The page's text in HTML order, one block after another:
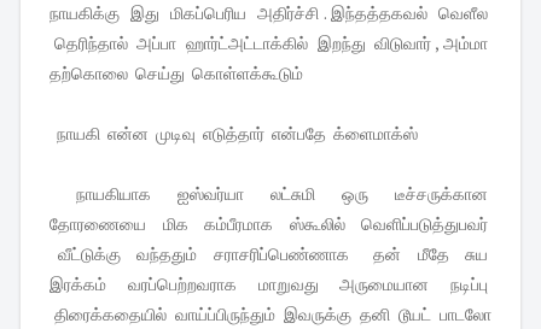
நாயகிக்கு இது மிகப்பெரிய அதிர்ச்சி . இந்தத்தகவல் வெளீல
தெரிந்தால் அப்பா ஹார்ட்அட்டாக்கில் இறந்து விடுவார் , அம்மா
தற்கொலை செய்து கொள்ளக்கூடும்
நாயகி என்ன முடிவு எடுத்தார் என்பதே க்ளைமாக்ஸ்
நாயகியாக ஐஸ்வர்யா லட்சுமி ஒரு டீச்சருக்கான
தோரணையை மிக கம்பீரமாக ஸ்கூலில் வெளிப்படுத்துபவர்
வீட்டுக்கு வந்ததும் சராசரிப்பெண்ணாக தன் மீதே சுய
இரக்கம் வரப்பெற்றவராக மாறுவது அருமையான நடிப்பு
திரைக்கதையில் வாய்ப்பிருந்தும் இவருக்கு தனி டூயட் பாடலோ